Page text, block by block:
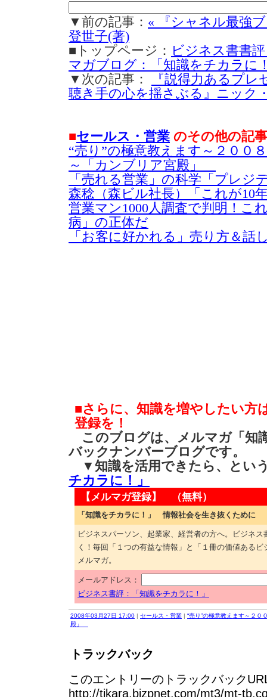
▼前の記事： « 『シャネル最強
登世子(著)
■トップページ： ビジネス書書
マガブログ：「知識をチカラに
▼次の記事：
『説得力あるプ
聴き手の心を揺さぶる』ニック
■セールス・営業 のその他の記事
“売り”の極意教えます～２００
～「カンブリア宮殿」
「売れる営業」の科学「プレジ
森稔（森ビル社長）「これが10
営業マン1000人調査で判明！こ
病」の正体だ
「お客に好かれる」売り方＆話
■さらに、知識を増やしたい方
登録を！
このブログは、メルマガ「知
バックナンバーブログです。
▼知識を活用できたら、と
チカラに！」
【メルマガ登録】 （無料）
「知識をチカラに！」 情報社会を生き抜くために
ビジネスパーソン、起業家、経営者の方へ。ビジネ
く！毎回「１つの有益な情報」と「１冊の価値ある
メルマガ。
メールアドレス：
ビジネス書評：「知識をチカラに！」
2008年03月27日 17:00 | セールス・営業 | “売り”の極意教えます～２０
殿」
トラックバック
このエントリーのトラックバック
http://tikara.bizpnet.com/mt3/mt-